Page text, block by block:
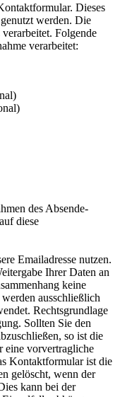
Dieses
werden. Die
Folgende
verarbeitet:
des Absende-
diese
Emailadresse nutzen.
Ihrer Daten an
keine
ausschließlich
Rechtsgrundlage
Sollten Sie den
so ist die
eine vorvertragliche
Kontaktformular ist die
gelöscht, wenn der
kann bei der